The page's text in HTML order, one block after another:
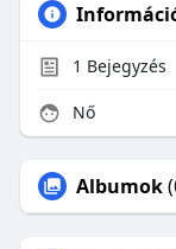
1 Bejegyzés
Nő
Albumok